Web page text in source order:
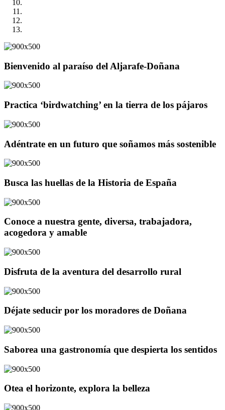
Bienvenido al paraíso del Aljarafe-Doñana
Practica ‘birdwatching’ en la tierra de los pájaros
Adéntrate en un futuro que soñamos más sostenible
Busca las huellas de la Historia de España
Conoce a nuestra gente, diversa, trabajadora,
acogedora y amable
Disfruta de la aventura del desarrollo rural
Déjate seducir por los moradores de Doñana
Saborea una gastronomía que despierta los sentidos
Otea el horizonte, explora la belleza